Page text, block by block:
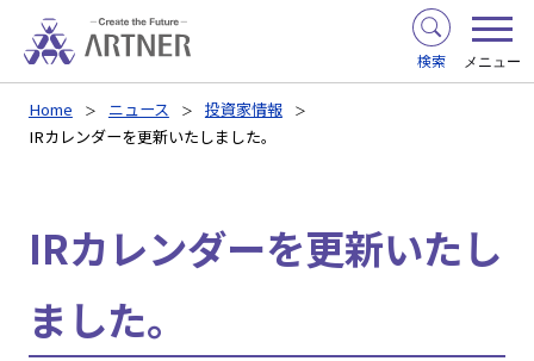
検索 メニュー
Home ニュース
投資家情報
IRカレンダーを更新いたしました。
IRカレンダーを更新いたし
ました。